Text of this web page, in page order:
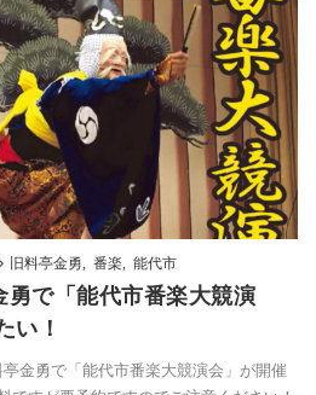
旧料亭金勇 番楽 能代市
勇で「能代市番楽大競演
い！
金勇で「能代市番楽大競演会」が開催